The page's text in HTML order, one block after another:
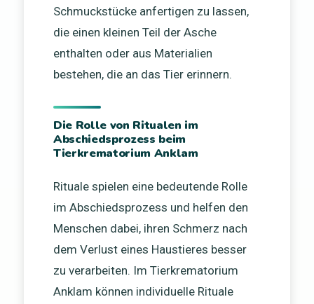
Schmuckstücke anfertigen zu lassen,
die einen kleinen Teil der Asche
enthalten oder aus Materialien
bestehen, die an das Tier erinnern.
Die Rolle von Ritualen im
Abschiedsprozess beim
Tierkrematorium Anklam
Rituale spielen eine bedeutende Rolle
im Abschiedsprozess und helfen den
Menschen dabei, ihren Schmerz nach
dem Verlust eines Haustieres besser
zu verarbeiten. Im Tierkrematorium
Anklam können individuelle Rituale